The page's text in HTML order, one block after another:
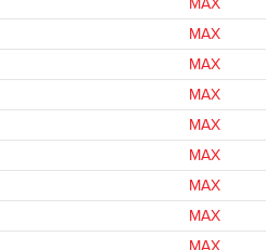
MAX
MAX
MAX
MAX
MAX
MAX
MAX
MAX
MAX